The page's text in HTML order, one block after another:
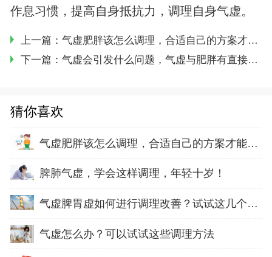
作息习惯，提高自身抵抗力，调理自身气虚。
上一篇： 气虚肥胖该怎么调理，合适自己的方案才能正确的调理
下一篇： 气虚会引发什么问题，气虚与肥胖有直接关系吗
猜你喜欢
气虚肥胖该怎么调理，合适自己的方案才能正确
脾肺气虚，学会这样调理，年轻十岁！
气虚脾胃虚如何进行调理改善？试试这几个方法
气虚怎么办？可以试试这些调理方法